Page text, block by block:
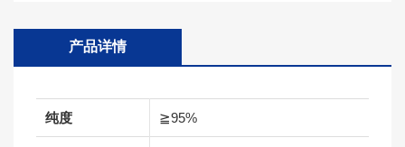
产品详情
纯度 ≧95%